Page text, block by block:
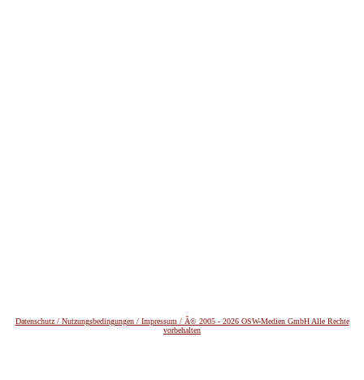
Datenschutz / Nutzungsbedingungen / Impressum / Â© 2005 - 2026 OSW-Medien GmbH Alle Rechte
vorbehalten